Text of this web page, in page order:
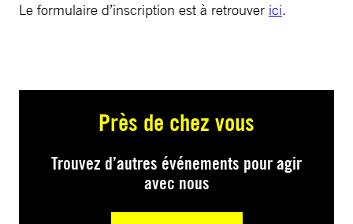
Le formulaire d’inscription est à retrouver ici.
Près de chez vous
Trouvez d’autres événements pour agir
avec nous